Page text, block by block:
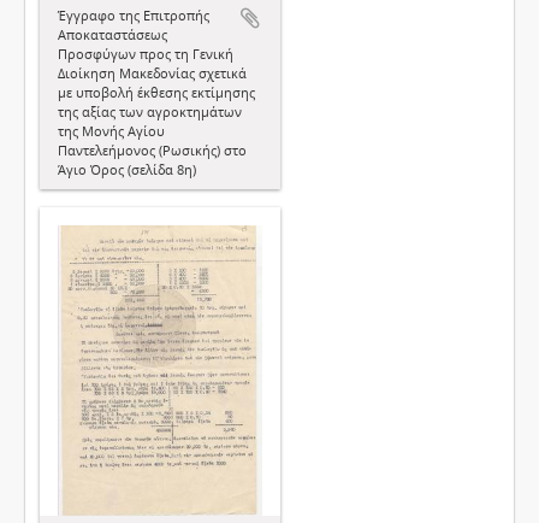
Έγγραφο της Επιτροπής
Αποκαταστάσεως
Προσφύγων προς τη Γενική
Διοίκηση Μακεδονίας σχετικά
με υποβολή έκθεσης εκτίμησης
της αξίας των αγροκτημάτων
της Μονής Αγίου
Παντελεήμονος (Ρωσικής) στο
Άγιο Όρος (σελίδα 8η)